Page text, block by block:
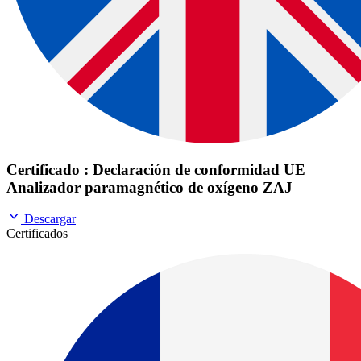
Certificado : Declaración de conformidad UE
Analizador paramagnético de oxígeno ZAJ
Descargar
Certificados